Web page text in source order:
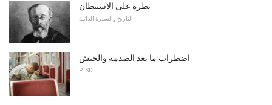
نظرة على الاستبطان
التاريخ والسيرة الذاتية
اضطراب ما بعد الصدمة والجيش
PTSD